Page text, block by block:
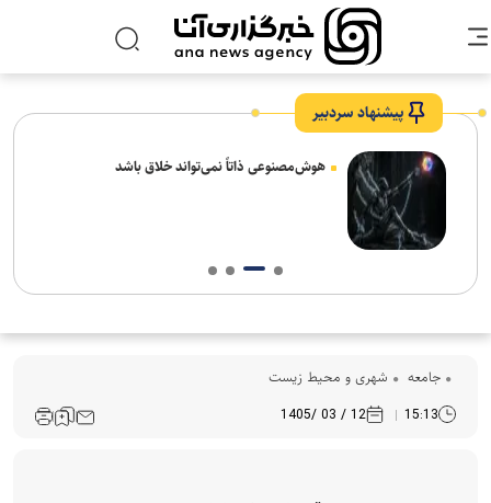
پیشنهاد سردبیر
هوش‌مصنوعی ذاتاً نمی‌تواند خلاق باشد
جامعه شهری و محیط زیست
15:13
12 / 03 /1405